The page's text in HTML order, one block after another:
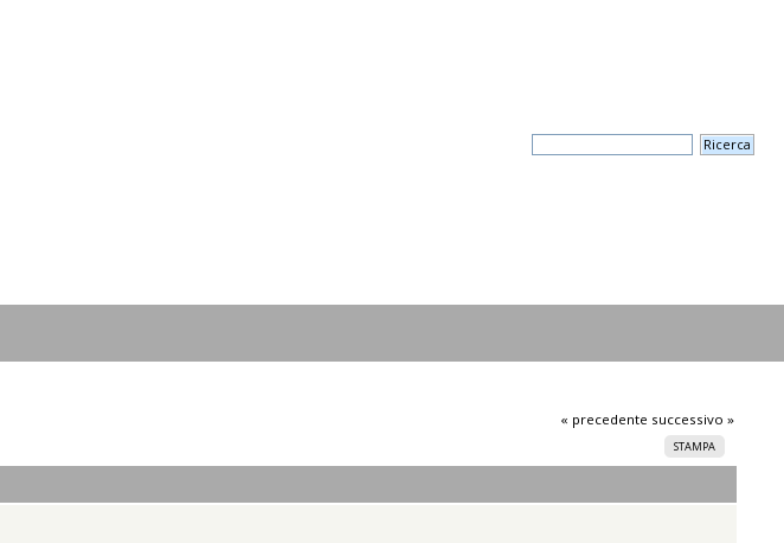
« precedente successivo »
STAMPA